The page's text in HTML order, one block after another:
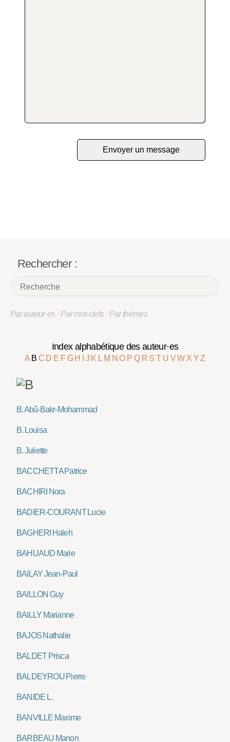
Rechercher :
Par auteur·es/Par mot-clefs/Par thèmes
Index alphabétique des auteur·es
A B C D E F G H J K L M NO P Q R ST U VW X YZ
B. Abû-Bakr-Mohammad
B. Louisa
B. Juliette
BACCHETTA Patrice
BACHIRI Nora
BADIER-COURANT Lucie
BAGHERI Haleh
BAHUAUD Marie
BAILAY Jean-Paul
BAILLON Guy
BAILLY Marianne
BAJOS Nathalie
BALDET Prisca
BALDEYROU Pierre
BANIDE L.
BANVILLE Maxime
BARBEAU Manon